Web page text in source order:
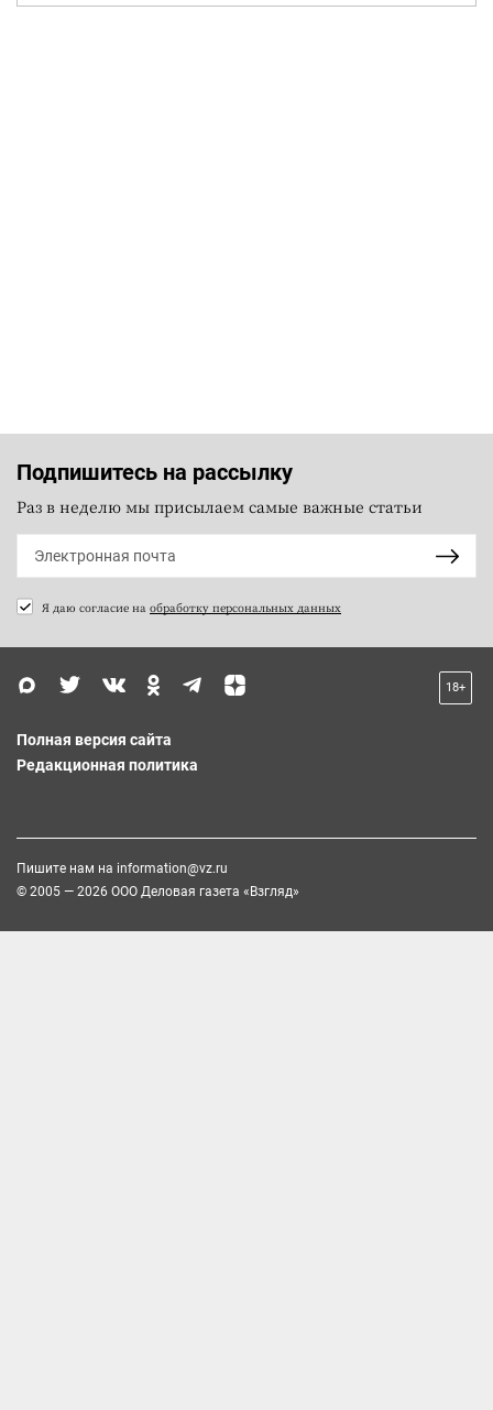
Подпишитесь на рассылку
Раз в неделю мы присылаем самые важные статьи
Я даю согласие на обработку персональных данных
18+
Полная версия сайта
Редакционная политика
Пишите нам на information@vz.ru
© 2005 — 2026 ООО Деловая газета «Взгляд»